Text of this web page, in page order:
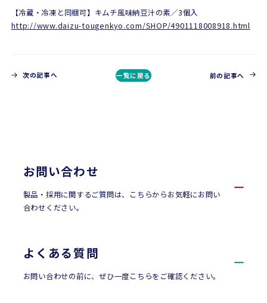
【冷蔵・冷凍と同梱可】キムチ風味納豆汁の素／3個入
http://www.daizu-tougenkyo.com/SHOP/4901118008918.html
次の記事へ 一覧に戻る 前の記事へ
お問い合わせ
製品・採用に関するご質問は、こちらからお気軽にお問い
合わせください。
よくある質問
お問い合わせの前に、ぜひ一度こちらをご確認ください。